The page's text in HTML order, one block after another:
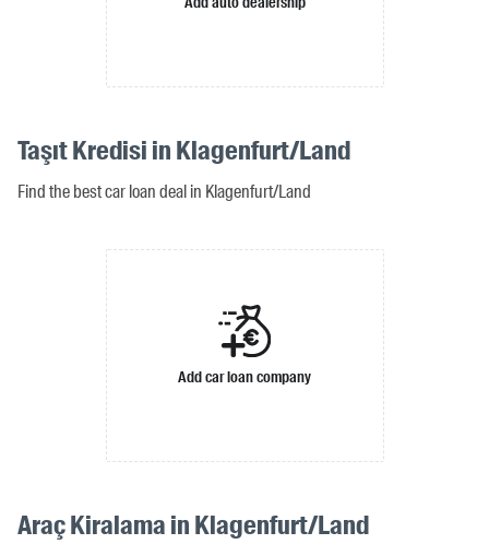
Taşıt Kredisi in Klagenfurt/Land
Find the best car loan deal in Klagenfurt/Land
Add car loan company
Araç Kiralama in Klagenfurt/Land